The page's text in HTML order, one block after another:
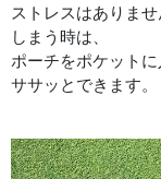
ストレスはありませ
しまう時は、
ポーチをポケット
ササッとできます。